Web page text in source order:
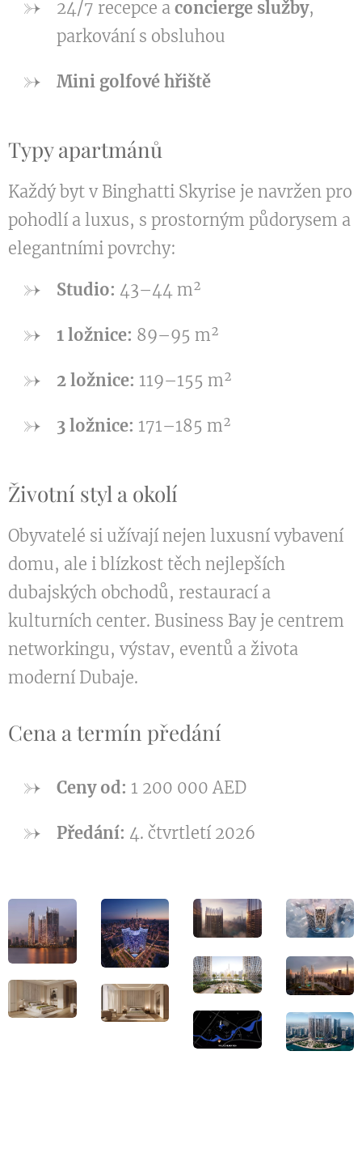
24/7 recepce a concierge služby,
parkování s obsluhou
Mini golfové hřiště
Typy apartmánů
Každý byt v Binghatti Skyrise je navržen pro
pohodlí a luxus, s prostorným půdorysem a
elegantními povrchy:
Studio: 43–44 m²
1 ložnice: 89–95 m²
2 ložnice: 119–155 m²
3 ložnice: 171–185 m²
Životní styl a okolí
Obyvatelé si užívají nejen luxusní vybavení
domu, ale i blízkost těch nejlepších
dubajských obchodů, restaurací a
kulturních center. Business Bay je centrem
networkingu, výstav, eventů a života
moderní Dubaje.
Cena a termín předání
Ceny od: 1 200 000 AED
Předání: 4. čtvrtletí 2026